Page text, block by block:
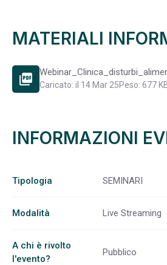
MATERIALI
picture_as_pdf Caricato: il 14 Mar 25Peso: 677
INFORMAZIONI
Tipologia SEMINARI
Modalità Live Streaming
A chi è rivolto
l'evento?
Pubblico